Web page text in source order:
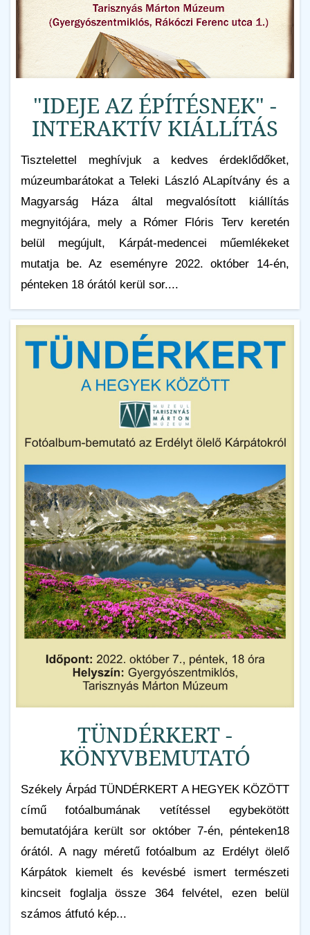
"IDEJE AZ ÉPÍTÉSNEK" -
INTERAKTÍV KIÁLLÍTÁS
Tisztelettel meghívjuk a kedves érdeklődőket,
múzeumbarátokat a Teleki László ALapítvány és a
Magyarság Háza által megvalósított kiállítás
megnyitójára, mely a Rómer Flóris Terv keretén
belül megújult, Kárpát-medencei műemlékeket
mutatja be. Az eseményre 2022. október 14-én,
pénteken 18 órától kerül sor....
TÜNDÉRKERT -
KÖNYVBEMUTATÓ
Székely Árpád TÜNDÉRKERT A HEGYEK KÖZÖTT
című fotóalbumának vetítéssel egybekötött
bemutatójára került sor október 7-én, pénteken18
órától. A nagy méretű fotóalbum az Erdélyt ölelő
Kárpátok kiemelt és kevésbé ismert természeti
kincseit foglalja össze 364 felvétel, ezen belül
számos átfutó kép...